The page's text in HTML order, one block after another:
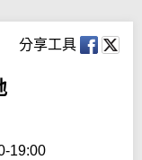
分享工具
19:00